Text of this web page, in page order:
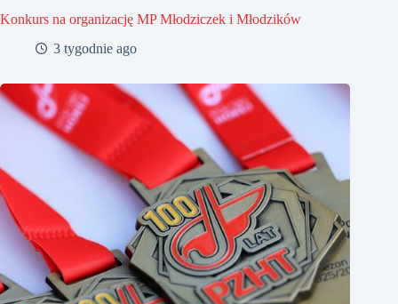
Konkurs na organizację MP Młodziczek i Młodzików
3 tygodnie ago